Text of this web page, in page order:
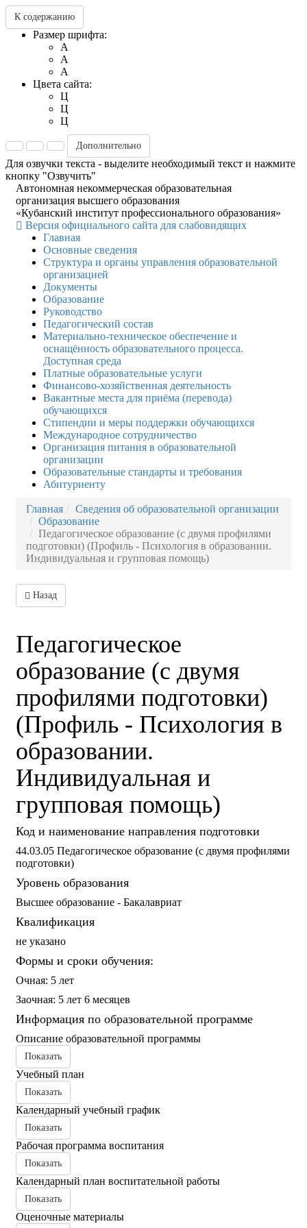
К содержанию
Размер шрифта:
A
A
A
Цвета сайта:
Ц
Ц
Ц
Дополнительно
Для озвучки текста - выделите необходимый текст и нажмите
кнопку "Озвучить"
Автономная некоммерческая образовательная
организация высшего образования
«Кубанский институт профессионального образования»
Версия официального сайта для слабовидящих
Главная
Основные сведения
Структура и органы управления образовательной
организацией
Документы
Образование
Руководство
Педагогический состав
Материально-техническое обеспечение и
оснащённость образовательного процесса.
Доступная среда
Платные образовательные услуги
Финансово-хозяйственная деятельность
Вакантные места для приёма (перевода)
обучающихся
Стипендии и меры поддержки обучающихся
Международное сотрудничество
Организация питания в образовательной
организации
Образовательные стандарты и требования
Абитуриенту
Главная
Сведения об образовательной организации
Образование
Педагогическое образование (с двумя профилями
подготовки) (Профиль - Психология в образовании.
Индивидуальная и групповая помощь)
Назад
Педагогическое
образование (с двумя
профилями подготовки)
(Профиль - Психология в
образовании.
Индивидуальная и
групповая помощь)
Код и наименование направления подготовки
44.03.05 Педагогическое образование (с двумя профилями
подготовки)
Уровень образования
Высшее образование - Бакалавриат
Квалификация
не указано
Формы и сроки обучения:
Очная: 5 лет
Заочная: 5 лет 6 месяцев
Информация по образовательной программе
Описание образовательной программы
Показать
Учебный план
Показать
Календарный учебный график
Показать
Рабочая программа воспитания
Показать
Календарный план воспитательной работы
Показать
Оценочные материалы